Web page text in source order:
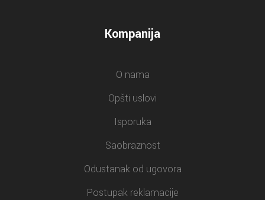
Kompanija
O nama
Opšti uslovi
Isporuka
Saobraznost
Odustanak od ugovora
Postupak reklamacije